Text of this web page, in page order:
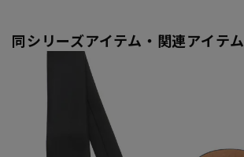
同シリーズアイテム・関連アイテム